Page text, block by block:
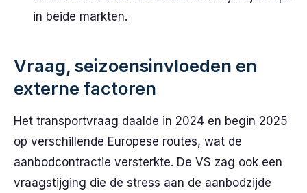
in beide markten.
Vraag, seizoensinvloeden en
externe factoren
Het transportvraag daalde in 2024 en begin 2025
op verschillende Europese routes, wat de
aanbodcontractie versterkte. De VS zag ook een
vraagstijging die de stress aan de aanbodzijde